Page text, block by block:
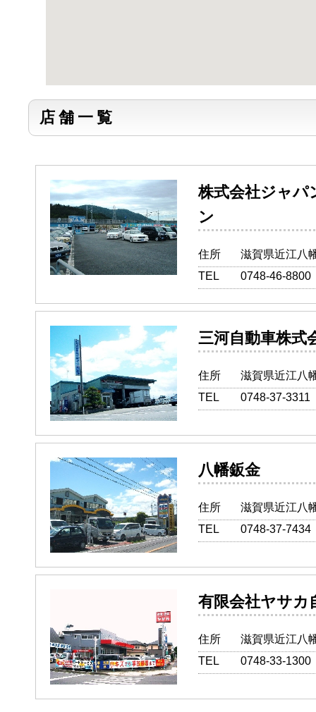
店舗一覧
株式会社ジャパ
ン
住所
滋賀県近江八
TEL
0748-46-8800
三河自動車
住所
滋賀県近江八
TEL
0748-37-3311
八幡鈑
住所
滋賀県近江八
TEL
0748-37-7434
有限会社ヤ
住所
滋賀県近江八
TEL
0748-33-1300